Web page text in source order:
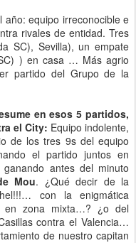
equipo irreconocible e
rivales de entidad. Tres
SC), Sevilla), un empate
) en casa … Más agrio
partido del Grupo de la
en esos 5 partidos,
el City: Equipo indolente,
de los tres 9s del equipo
el partido juntos en
antes del minuto
Mou. ¿Qué decir de la
con la enigmática
en zona mixta…? ¿o del
contra el Valencia…
de nuestro capitan